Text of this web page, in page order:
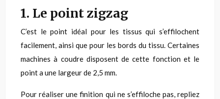
1. Le point zigzag
C’est le point idéal pour les tissus qui s’effilochent
facilement, ainsi que pour les bords du tissu. Certaines
machines à coudre disposent de cette fonction et le
point a une largeur de 2,5 mm.
Pour réaliser une finition qui ne s’effiloche pas, repliez